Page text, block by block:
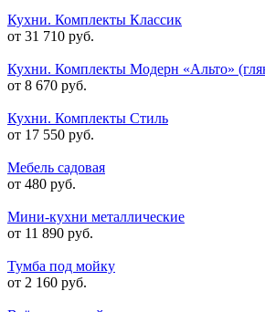
Кухни. Комплекты Классик
от 31 710 руб.
Кухни. Комплекты Модерн «Альто»
от 8 670 руб.
Кухни. Комплекты Стиль
от 17 550 руб.
Мебель садовая
от 480 руб.
Мини-кухни металлические
от 11 890 руб.
Тумба под мойку
от 2 160 руб.